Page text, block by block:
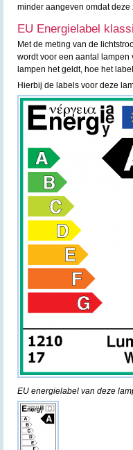
minder aangeven omdat
EU Energielabel
Met de meting van de
wordt voor een aantal
lampen het geldt, hoe het
Hierbij de labels voor deze
EU energielabel van deze